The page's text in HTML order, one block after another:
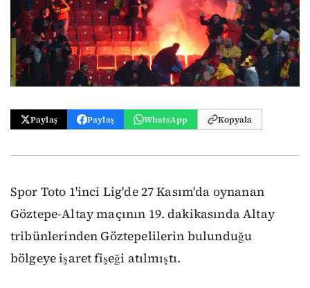
Paylaş Paylaş WhatsApp Kopyala
Spor Toto 1'inci Lig'de 27 Kasım'da oynanan
Göztepe-Altay maçının 19. dakikasında Altay
tribünlerinden Göztepelilerin bulunduğu
bölgeye işaret fişeği atılmıştı.